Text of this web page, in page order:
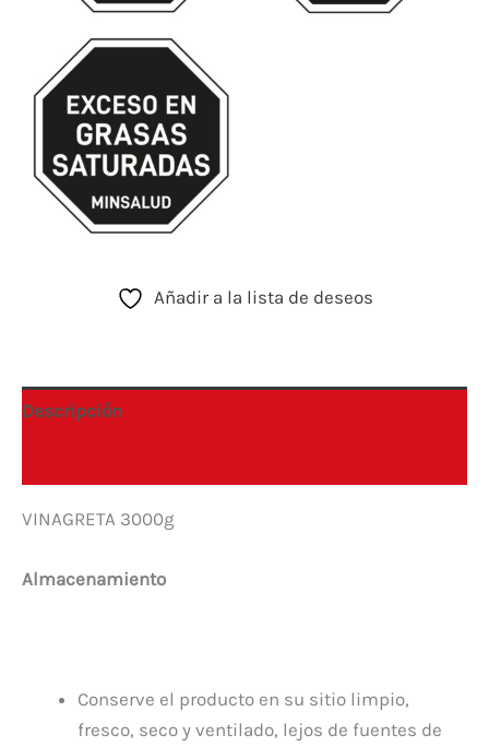
Añadir a la lista de deseos
Descripción
VINAGRETA 3000g
Almacenamiento
Conserve el producto en su sitio limpio,
fresco, seco y ventilado, lejos de fuentes de